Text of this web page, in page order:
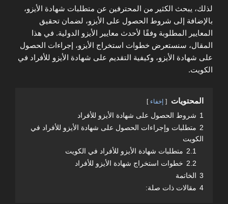
لذلك، يبحث الكثير من المحترفين عن متطلبات شهادة الأيزو،
بالإضافة إلى شروط الحصول على الأيزو، لضمان تحقيق
المعايير المطلوبة وفقًا لأحدث معايير الأيزو الدولية. في هذا
المقال، سنستعرض خطوات استخراج الأيزو، إجراءات الحصول
على شهادة الأيزو، وكيفية التقديم على شهادة الأيزو للأفراد في
الكويت.
المحتويات إخفاء
1 شروط الحصول على شهادة الأيزو للأفراد
2 متطلبات وإجراءات الحصول على شهادة الأيزو للأفراد في
الكويت
2.1 متطلبات شهادة الأيزو للأفراد في الكويت
2.2 خطوات استخراج شهادة الأيزو للأفراد
3 الخاتمة
4 مقالات ذات صلة: